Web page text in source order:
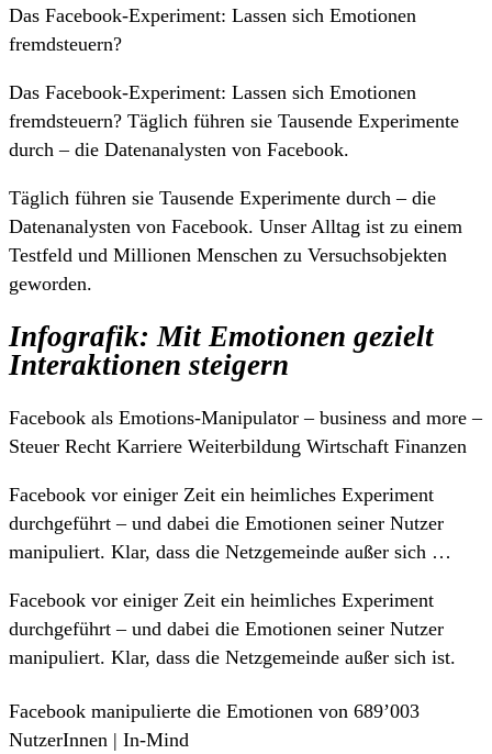
Das Facebook-Experiment: Lassen sich Emotionen
fremdsteuern?
Das Facebook-Experiment: Lassen sich Emotionen
fremdsteuern? Täglich führen sie Tausende Experimente
durch – die Datenanalysten von Facebook.
Täglich führen sie Tausende Experimente durch – die
Datenanalysten von Facebook. Unser Alltag ist zu einem
Testfeld und Millionen Menschen zu Versuchsobjekten
geworden.
Infografik: Mit Emotionen gezielt
Interaktionen steigern
Facebook als Emotions-Manipulator – business and more –
Steuer Recht Karriere Weiterbildung Wirtschaft Finanzen
Facebook vor einiger Zeit ein heimliches Experiment
durchgeführt – und dabei die Emotionen seiner Nutzer
manipuliert. Klar, dass die Netzgemeinde außer sich …
Facebook vor einiger Zeit ein heimliches Experiment
durchgeführt – und dabei die Emotionen seiner Nutzer
manipuliert. Klar, dass die Netzgemeinde außer sich ist.
Facebook manipulierte die Emotionen von 689’003
NutzerInnen | In-Mind